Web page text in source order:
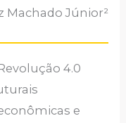
Machado Júnior²
4.0
e